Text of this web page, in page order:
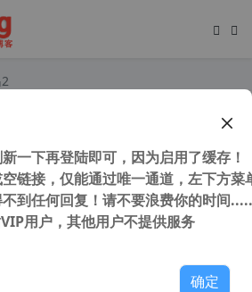
童年游戏 FC 红白机 小霸王 高桥名人
一下再登陆即可，因为启用了缓存！
链接，仅能通过唯一通道，左下方菜
到任何回复！请不要浪费你的时间
用户，其他用户不提供服务
确定